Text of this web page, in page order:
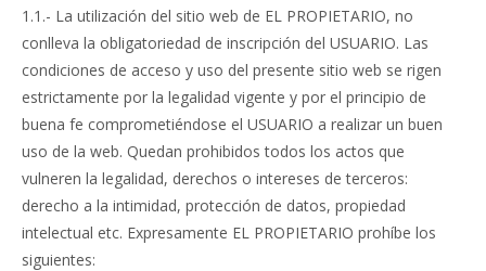
1.1.- La utilización del sitio web de EL PROPIETARIO, no
conlleva la obligatoriedad de inscripción del USUARIO. Las
condiciones de acceso y uso del presente sitio web se rigen
estrictamente por la legalidad vigente y por el principio de
buena fe comprometiéndose el USUARIO a realizar un buen
uso de la web. Quedan prohibidos todos los actos que
vulneren la legalidad, derechos o intereses de terceros:
derecho a la intimidad, protección de datos, propiedad
intelectual etc. Expresamente EL PROPIETARIO prohíbe los
siguientes: